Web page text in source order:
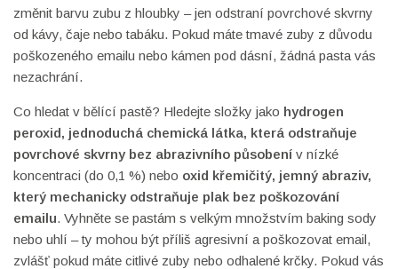
změnit barvu zubu z hloubky – jen odstraní povrchové skvrny
od kávy, čaje nebo tabáku. Pokud máte tmavé zuby z důvodu
poškozeného emailu nebo kámen pod dásní, žádná pasta vás
nezachrání.
Co hledat v bělící pastě? Hledejte složky jako hydrogen
peroxid, jednoduchá chemická látka, která odstraňuje
povrchové skvrny bez abrazivního působení v nízké
koncentraci (do 0,1 %) nebo oxid křemičitý, jemný abraziv,
který mechanicky odstraňuje plak bez poškozování
emailu. Vyhněte se pastám s velkým množstvím baking sody
nebo uhlí – ty mohou být příliš agresivní a poškozovat email,
zvlášť pokud máte citlivé zuby nebo odhalené krčky. Pokud vás